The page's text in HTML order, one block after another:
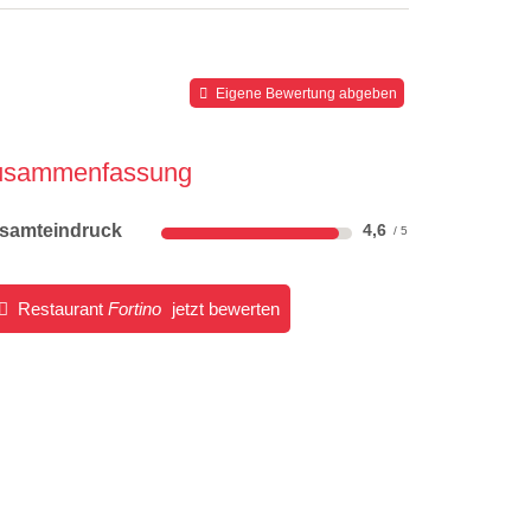
Eigene Bewertung abgeben
4,6
RestaurantFortino jetzt bewerten